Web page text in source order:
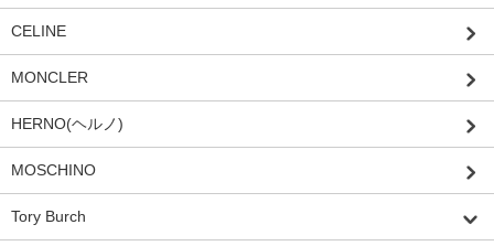
CELINE
MONCLER
HERNO(ヘルノ)
MOSCHINO
Tory Burch